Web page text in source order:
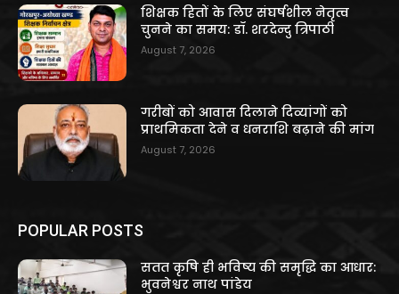
शिक्षक हितों के लिए संघर्षशील नेतृत्व
चुनने का समय: डॉ. शरदेन्दु त्रिपाठी
August 7, 2026
गरीबों को आवास दिलाने दिव्यांगों को
प्राथमिकता देने व धनराशि बढ़ाने की मांग
August 7, 2026
POPULAR POSTS
सतत कृषि ही भविष्य की समृद्धि का आधार:
भुवनेश्वर नाथ पांडेय